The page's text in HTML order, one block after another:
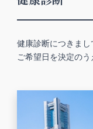
健康診断につきまし
ご希望日を決定のう